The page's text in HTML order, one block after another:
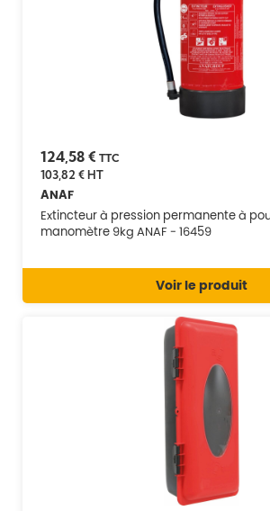
124,58 € TTC
103,82 €HT
ANAF
Extincteur à pression permanente à
manomètre 9kg ANAF - 16459
Voir le produit